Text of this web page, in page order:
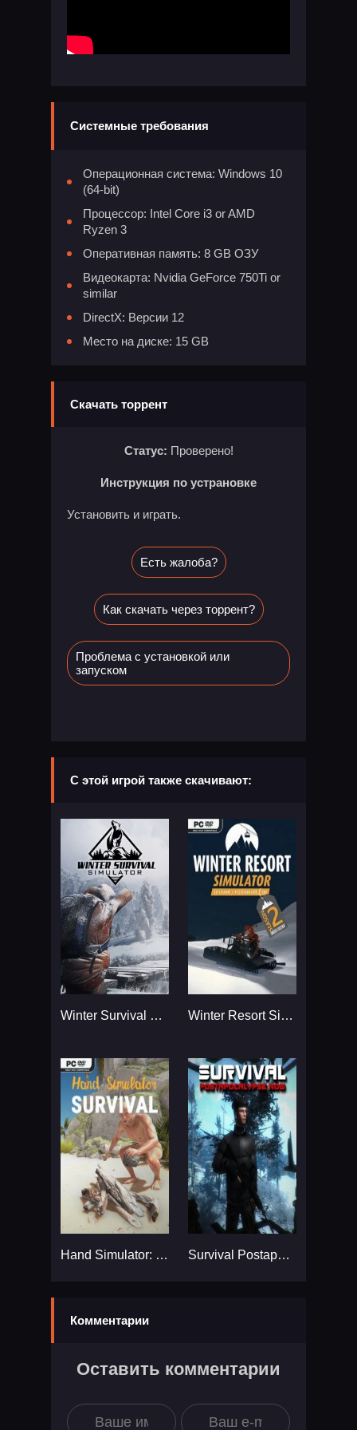
Системные требования
Операционная система: Windows 10
(64-bit)
Процессор: Intel Core i3 or AMD
Ryzen 3
Оперативная память: 8 GB ОЗУ
Видеокарта: Nvidia GeForce 750Ti or
similar
DirectX: Версии 12
Место на диске: 15 GB
Скачать торрент
Статус: Проверено!
Инструкция по устрановке
Установить и играть.
Есть жалоба?
Как скачать через торрент?
Проблема с установкой или
запуском
С этой игрой также скачивают:
Winter Survival Simulator... Winter Resort Simulator Season 2...
Hand Simulator: Survival... Survival Postapocalypse Now...
Комментарии
Оставить комментарии